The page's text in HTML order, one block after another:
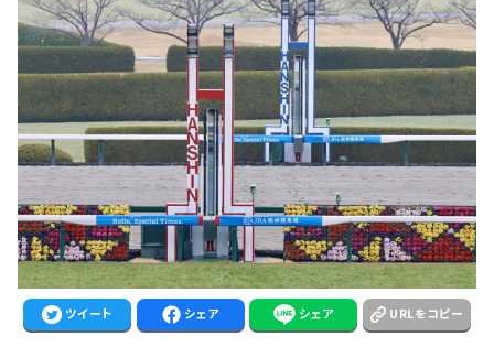
ツイート シェア シェア URLをコピー